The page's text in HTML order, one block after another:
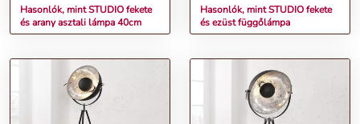
Hasonlók, mint STUDIO fekete
és arany asztali lámpa 40cm
Hasonlók, mint STUDIO fekete
és ezüst függőlámpa